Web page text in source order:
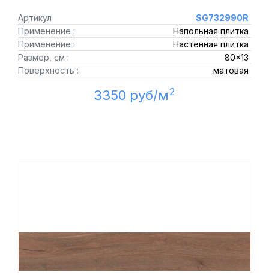
Артикул
SG732990R
Применение :
Напольная плитка
Применение :
Настенная плитка
Размер, см :
80x13
Поверхность :
матовая
3350 руб/м2